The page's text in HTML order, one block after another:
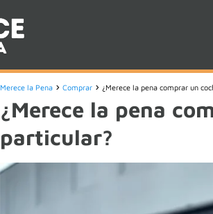
Merece la Pena Comprar ¿Merece la pena comprar un
¿Merece la pena
particular?